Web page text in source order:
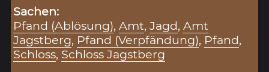
Sachen:
Pfand (Ablösung),Amt,Jagd,Amt
Jagstberg, Pfand (Verpfändung), Pfand,
Schloss, Schloss Jagstberg